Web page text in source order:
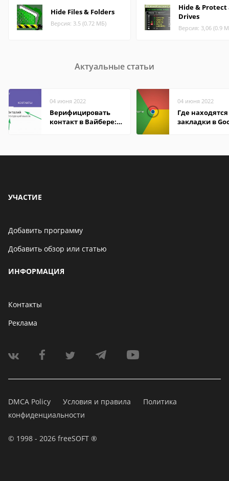
Hide Files & Folders
Версия: 3.5 (0.72 МБ)
Hide & Protect
Drives
Версия: 3,06 (0.9
Актуальные статьи
04 июня 2022
Верифицировать
контакт в Вайбере:
04 июня 2022
Где находятся
закладки в
УЧАСТИЕ
Добавить программу
Добавить обзор или статью
ИНФОРМАЦИЯ
Контакты
Реклама
DMCA Policy Условия и правила
Политика
конфиденциальности
© 1998 - 2026 freeSOFT ®